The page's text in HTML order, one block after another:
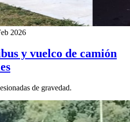
2026
y vuelco de camión
de gravedad.